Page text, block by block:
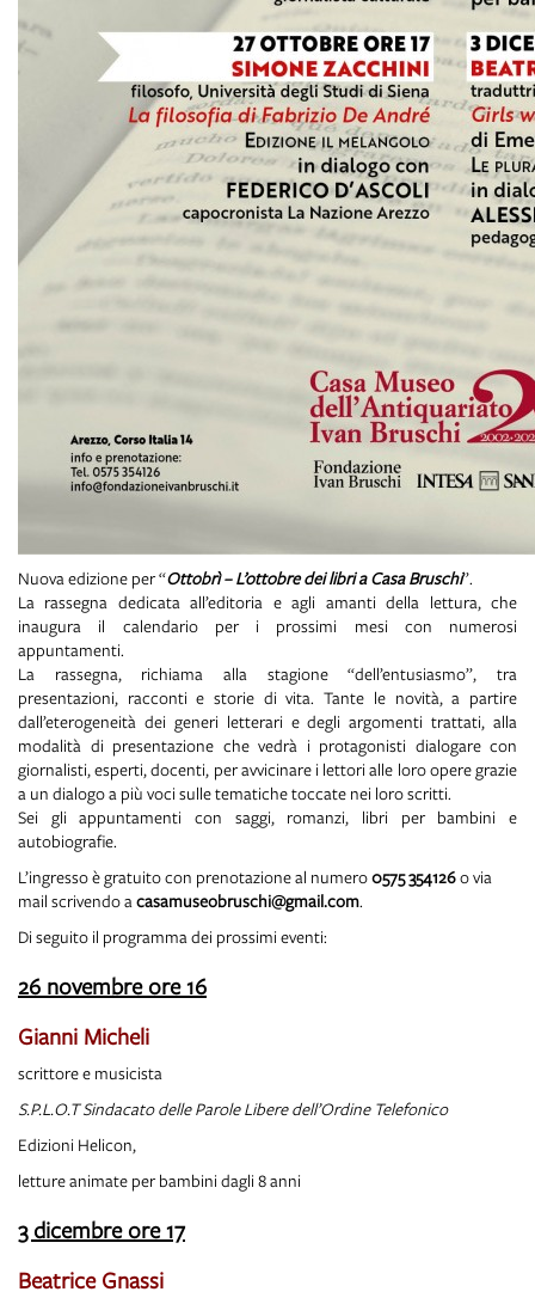
Nuova edizione per “Ottobrì – L’ottobre dei libri a Casa Bruschi”.
La rassegna dedicata all’editoria e agli amanti della lettura, che
inaugura il calendario per i prossimi mesi con numerosi
appuntamenti.
La rassegna, richiama alla stagione “dell’entusiasmo”, tra
presentazioni, racconti e storie di vita. Tante le novità, a partire
dall’eterogeneità dei generi letterari e degli argomenti trattati, alla
modalità di presentazione che vedrà i protagonisti dialogare con
giornalisti, esperti, docenti, per avvicinare i lettori alle loro opere grazie
a un dialogo a più voci sulle tematiche toccate nei loro scritti.
Sei gli appuntamenti con saggi, romanzi, libri per bambini e
autobiografie.
L’ingresso è gratuito con prenotazione al numero0575 354126o via
mail scrivendo acasamuseobruschi@gmail.com.
Di seguito il programma dei prossimi eventi:
26 novembre ore 16
Gianni Micheli
scrittore e musicista
S.P.L.O.T Sindacato delle Parole Libere dell’Ordine Telefonico
Edizioni Helicon,
letture animate per bambini dagli 8 anni
3 dicembre ore 17
Beatrice Gnassi